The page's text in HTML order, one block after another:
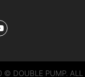
© DOUBLE PUMP. ALL